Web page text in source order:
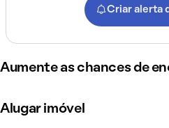
Criar alerta
Aumente as chances de
Alugar imóvel